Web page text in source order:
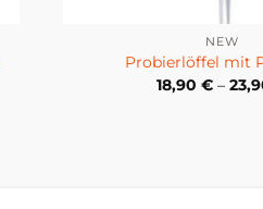
NEW
Probierlöffel mit
18,90 €–